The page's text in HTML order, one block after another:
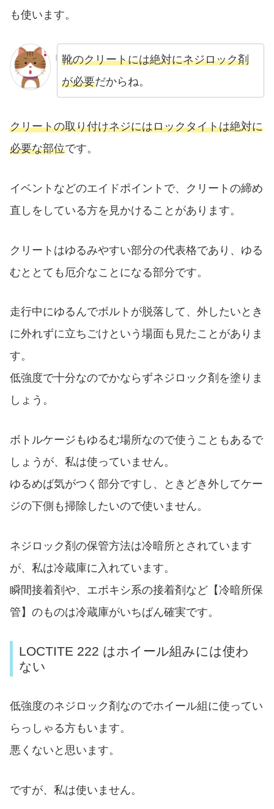
も使います。
靴のクリートには絶対にネジロック剤
が必要だからね。
クリートの取り付けネジにはロックタイトは絶対に
必要な部位です。
イベントなどのエイドポイントで、クリートの締め
直しをしている方を見かけることがあります。
クリートはゆるみやすい部分の代表格であり、ゆる
むととても厄介なことになる部分です。
走行中にゆるんでボルトが脱落して、外したいとき
に外れずに立ちごけという場面も見たことがありま
す。
低強度で十分なのでかならずネジロック剤を塗りま
しょう。
ボトルケージもゆるむ場所なので使うこともあるで
しょうが、私は使っていません。
ゆるめば気がつく部分ですし、ときどき外してケー
ジの下側も掃除したいので使いません。
ネジロック剤の保管方法は冷暗所とされています
が、私は冷蔵庫に入れています。
瞬間接着剤や、エポキシ系の接着剤など【冷暗所保
管】のものは冷蔵庫がいちばん確実です。
LOCTITE 222 はホイール組みには使わ
ない
低強度のネジロック剤なのでホイール組に使ってい
らっしゃる方もいます。
悪くないと思います。
ですが、私は使いません。